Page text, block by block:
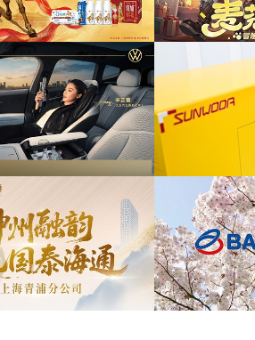
为华为Vision智慧屏6鸿蒙智家技术发布会精
华剪项目提供音乐版权
为
为《出发吧麦芬》2周年活动提供音乐版权
为欣旺达武汉商用车展宣发项目提供音乐版权
为